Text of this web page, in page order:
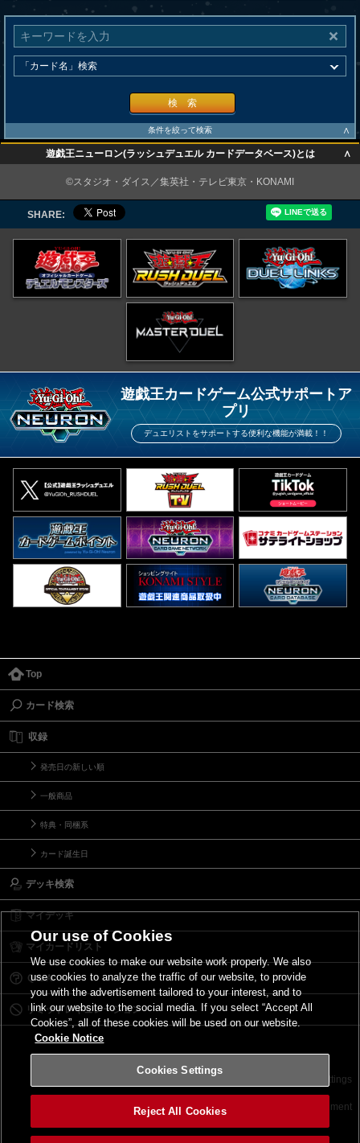
検 索
条件を絞って検索 ∧
遊戯王ニューロン(ラッシュデュエル カードデータベース)とは ∧
©スタジオ・ダイス／集英社・テレビ東京・KONAMI
SHARE:
遊戯王カードゲーム公式サポートア
プリ
デュエリストをサポートする便利な機能が満載！！
Top
カード検索
収録
発売日の新しい順
一般商品
特典・同梱系
カード誕生日
デッキ検索
マイデッキ
マイカードリスト
Ｑ＆Ａ
リミットレギュレーション
サイトポリシー Cookies Settings
©2026 Konami Digital Entertainment
Our use of Cookies
We use cookies to make our website work properly. We also
use cookies to analyze the traffic of our website, to provide
you with the advertisement tailored to your interest, and to
link our website to the social media. If you select “Accept All
Cookies”, all of these cookies will be used on our website.
Cookie Notice
Cookies Settings
Reject All Cookies